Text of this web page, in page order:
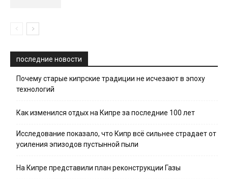
последние новости
Почему старые кипрские традиции не исчезают в эпоху
технологий
Как изменился отдых на Кипре за последние 100 лет
Исследование показало, что Кипр всё сильнее страдает от
усиления эпизодов пустынной пыли
На Кипре представили план реконструкции Газы